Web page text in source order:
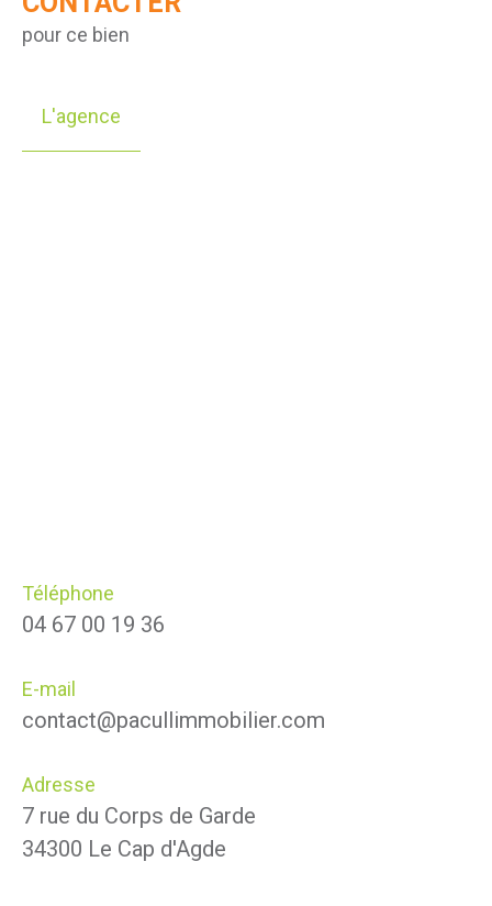
pour ce bien
L'agence
Téléphone
04 67 00 19 36
E-mail
contact@pacullimmobilier.com
Adresse
7 rue du Corps de Garde
34300 Le Cap d'Agde